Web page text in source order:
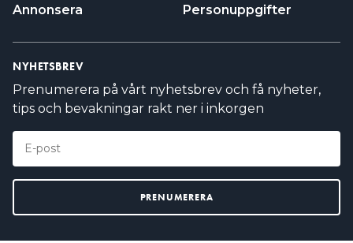
Annonsera Personuppgifter
NYHETSBREV
Prenumerera på vårt nyhetsbrev och få nyheter,
tips och bevakningar rakt ner i inkorgen